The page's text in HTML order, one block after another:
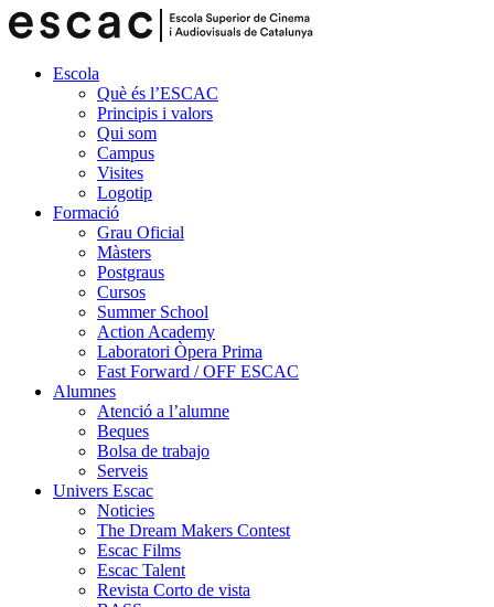
Escola
Què és l’ESCAC
Principis i valors
Qui som
Campus
Visites
Logotip
Formació
Grau Oficial
Màsters
Postgraus
Cursos
Summer School
Action Academy
Laboratori Òpera Prima
Fast Forward / OFF ESCAC
Alumnes
Atenció a l’alumne
Beques
Bolsa de trabajo
Serveis
Univers Escac
Noticies
The Dream Makers Contest
Escac Films
Escac Talent
Revista Corto de vista